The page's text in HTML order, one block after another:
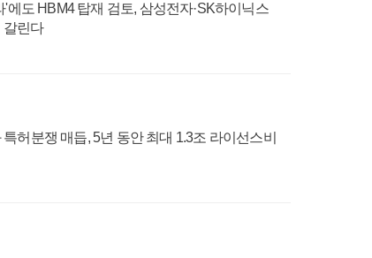
에도 HBM4 탑재 검토, 삼성전자·SK하이닉스
갈린다
허분쟁 매듭, 5년 동안 최대 1.3조 라이선스비